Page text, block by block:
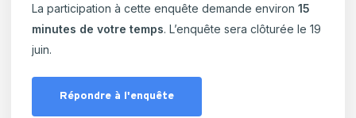
La participation à cette enquête demande environ15
minutes de votre temps. L’enquête sera clôturée le 19
juin.
Répondre à l'enquête